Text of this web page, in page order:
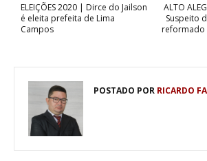
ALTO
Suspeito
reformado
ELEIÇÕES 2020 | Dirce do Jailson
é eleita prefeita de Lima
Campos
POSTADO POR RICARDO